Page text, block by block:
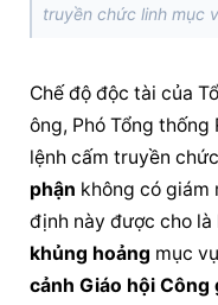
truyền chức linh mục
Chế độ độc tài của
ông, Phó Tổng thống
lệnh cấm truyền
phận không có giám
định này được cho
khủng hoảng mục
cảnh Giáo hội Công